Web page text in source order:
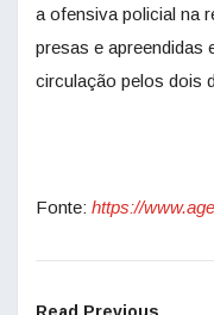
a ofensiva policial na
presas e apreendidas
circulação pelos dois
Fonte: https://
Read Previous